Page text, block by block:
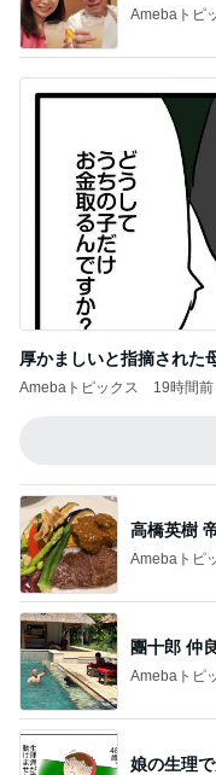
Amebaトピ
厚かましいと指摘された
Amebaトピックス 19時間前
高橋英樹
Amebaトピ
團十郎 仲
Amebaトピ
娘の生理